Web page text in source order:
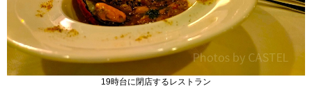
19時台に閉店するレストラン